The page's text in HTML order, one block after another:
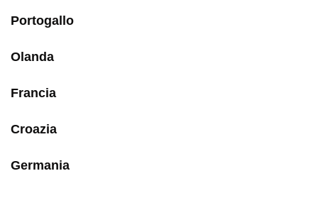
Portogallo
Olanda
Francia
Croazia
Germania